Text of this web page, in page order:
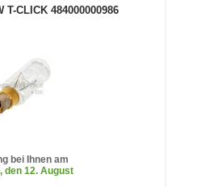
T-CLICK 484000000986
bei Ihnen am
, den 12. August